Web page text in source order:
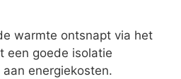
warmte ontsnapt via het
een goede isolatie
energiekosten.